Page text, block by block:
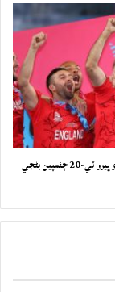
پاڪستان جي فائنل ۾ خراب بئٽنگ،ورلڊ ڪپ کان محروم،انگلينڊ ٻيو ڀيرو ٽي-20 چئمپين بڻجي